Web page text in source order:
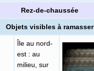
Rez-de-chaussée
Objets visibles à ramasser
Île au nord-
est : au
milieu, sur